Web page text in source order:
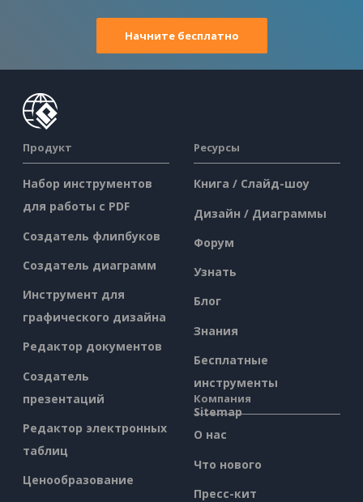
Начните бесплатно
Продукт
Набор инструментов
для работы с PDF
Создатель флипбуков
Создатель диаграмм
Инструмент для
графического дизайна
Редактор документов
Создатель
презентаций
Редактор электронных
таблиц
Ценообразование
Ресурсы
Книга / Слайд-шоу
Дизайн / Диаграммы
Форум
Узнать
Блог
Знания
Бесплатные
инструменты
Sitemap
Компания
О нас
Что нового
Пресс-кит